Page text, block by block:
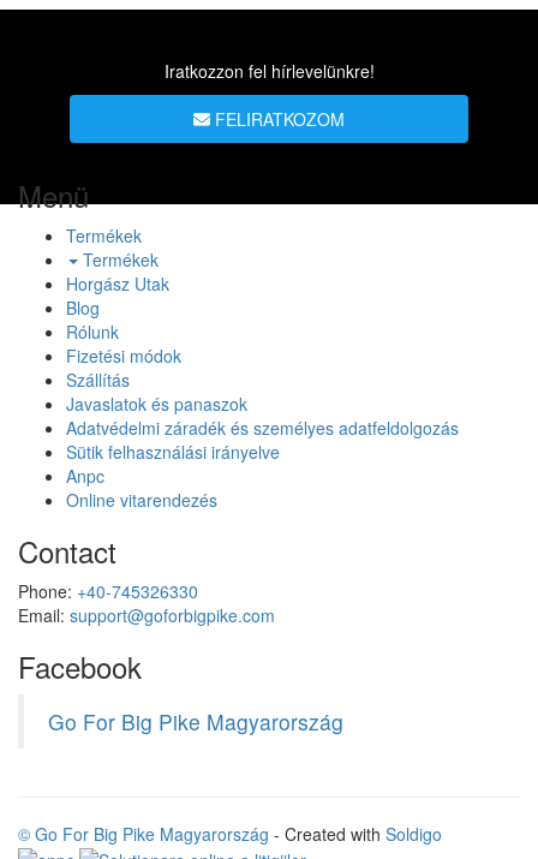
Iratkozzon fel hírlevelünkre!
FELIRATKOZOM
Menü
Termékek
Termékek
Horgász Utak
Blog
Rólunk
Fizetési módok
Szállítás
Javaslatok és panaszok
Adatvédelmi záradék és személyes adatfeldolgozás
Sütik felhasználási irányelve
Anpc
Online vitarendezés
Contact
Phone: +40-745326330
Email: support@goforbigpike.com
Facebook
Go For Big Pike Magyarország
© Go For Big Pike Magyarország - Created with Soldigo